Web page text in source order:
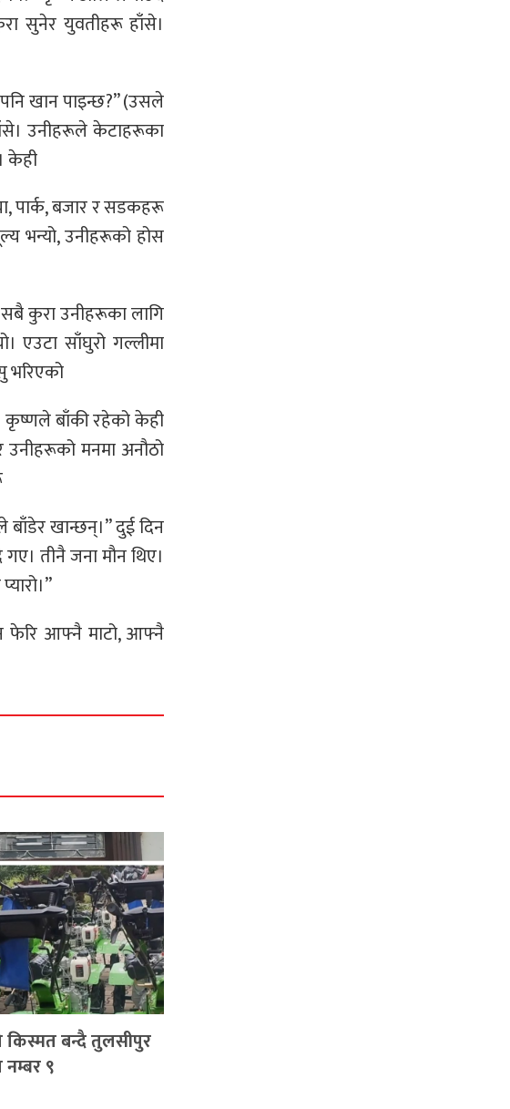
सुनेर युवतीहरू हाँसे।
खान पाइन्छ?” (उसले
उनीहरूले केटाहरूका
केही
पार्क, बजार र सडकहरू
भन्यो, उनीहरूको होस
कुरा उनीहरूका लागि
एउटा साँघुरो गल्लीमा
भरिएको
कृष्णले बाँकी रहेको केही
मनमा अनौठो
बाँडेर खान्छन्।” दुई दिन
तीनै जना मौन थिए।
फेरि आफ्नै माटो, आफ्नै
बन्दै तुलसीपुर
९